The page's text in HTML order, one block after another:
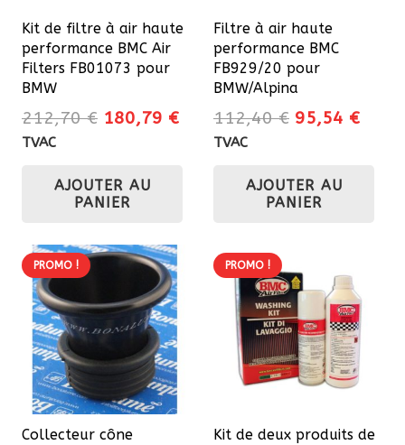
Kit de filtre à air haute
performance BMC Air
Filters FB01073 pour
BMW
212,70€ Le
était :
212,70 €.
180,79 €Le
TVAC
AJOUTER AU
PANIER
Filtre à air haute
performance BMC
FB929/20 pour
BMW/Alpina
112,40€ Le
était :
112,40 €.
95,54 €Le
TVAC
AJOUTER AU
PANIER
PROMO !
Collecteur cône
PROMO !
Kit de deux produits de